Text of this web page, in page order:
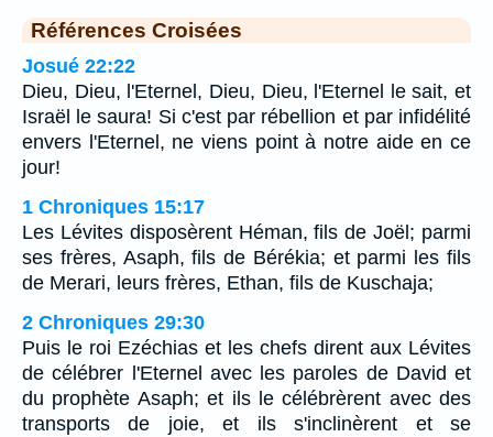
Références Croisées
Josué 22:22
Dieu, Dieu, l'Eternel, Dieu, Dieu, l'Eternel le sait, et
Israël le saura! Si c'est par rébellion et par infidélité
envers l'Eternel, ne viens point à notre aide en ce
jour!
1 Chroniques 15:17
Les Lévites disposèrent Héman, fils de Joël; parmi
ses frères, Asaph, fils de Bérékia; et parmi les fils
de Merari, leurs frères, Ethan, fils de Kuschaja;
2 Chroniques 29:30
Puis le roi Ezéchias et les chefs dirent aux Lévites
de célébrer l'Eternel avec les paroles de David et
du prophète Asaph; et ils le célébrèrent avec des
transports de joie, et ils s'inclinèrent et se